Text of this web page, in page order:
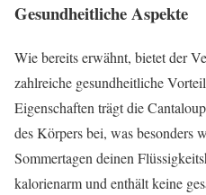
Gesundheitliche Aspekte
Wie bereits erwähnt, bietet der
zahlreiche gesundheitliche
Eigenschaften trägt die
des Körpers bei, was besonders
Sommertagen deinen
kalorienarm und enthält keine